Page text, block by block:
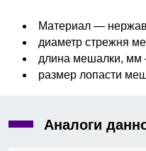
Материал —
диаметр стрежня
длина мешалки, мм
размер лопасти
Аналоги